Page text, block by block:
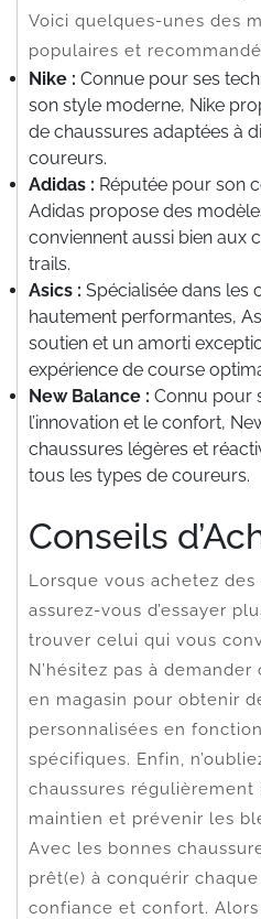
Voici quelques-unes des
populaires et
Nike : Connue pour ses
son style moderne, Nike
de chaussures adaptées à
coureurs.
Adidas : Réputée pour son
Adidas propose des
conviennent aussi bien aux
trails.
Asics : Spécialisée dans les
hautement performantes,
soutien et un amorti
expérience de course
New Balance : Connu pour
l’innovation et le confort,
chaussures légères et
tous les types de coureurs.
Conseils
Lorsque vous achetez
assurez-vous d’essayer
trouver celui qui vous
N’hésitez pas à
en magasin pour obtenir
personnalisées en
spécifiques. Enfin,
chaussures régulièrement
maintien et prévenir les
Avec les bonnes
prêt(e) à conquérir
confiance et confort.